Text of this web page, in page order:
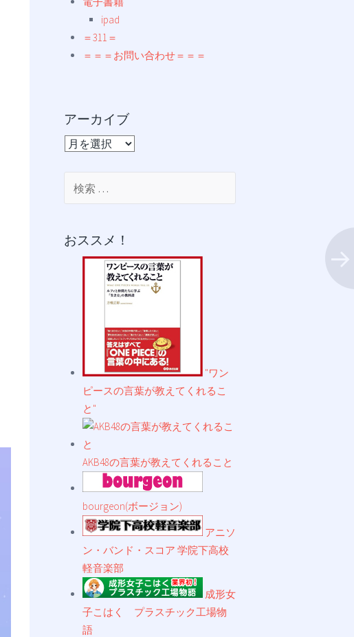
ipad
＝311＝
＝＝＝お問い合わせ＝＝＝
アーカイブ
ア
索:
おススメ！
"ワン
ピースの言葉が教えてくれるこ
と"
AKB48の言葉が教えてくれること
bourgeon(ボージョン)
アニソ
ン・バンド・スコア 学院下高校
軽音楽部
成形女
子こはく プラスチック工場物
語